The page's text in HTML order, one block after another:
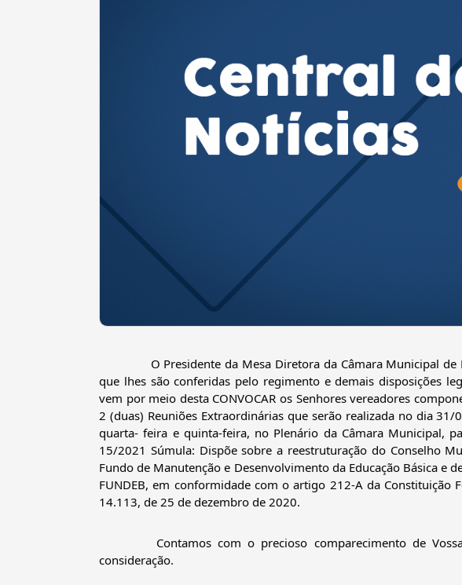
que lhes são conferidas pelo regimento e demais disposições
vem por meio desta CONVOCAR os Senhores vereadores
2 (duas) Reuniões Extraordinárias que serão realizada no dia
quarta- feira e quinta-feira, no Plenário da Câmara Municipal,
15/2021 Súmula: Dispõe sobre a reestruturação do Conselho
Fundo de Manutenção e Desenvolvimento da Educação Básica e
FUNDEB, em conformidade com o artigo 212-A da Constituição
14.113, de 25 de dezembro de 2020.
consideração.